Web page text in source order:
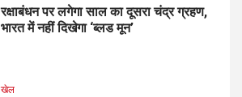
रक्षाबंधन पर लगेगा साल का दूसरा चंद्र ग्रहण,
भारत में नहीं दिखेगा ‘ब्लड मून’
खेल